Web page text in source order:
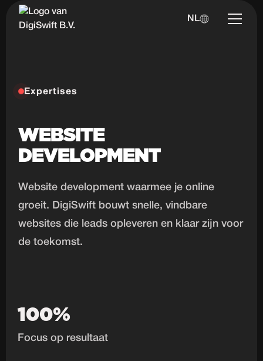
NL
Expertises
WEBSITE
DEVELOPMENT
Website development waarmee je online
groeit. DigiSwift bouwt snelle, vindbare
websites die leads opleveren en klaar zijn voor
de toekomst.
100%
Focus op resultaat